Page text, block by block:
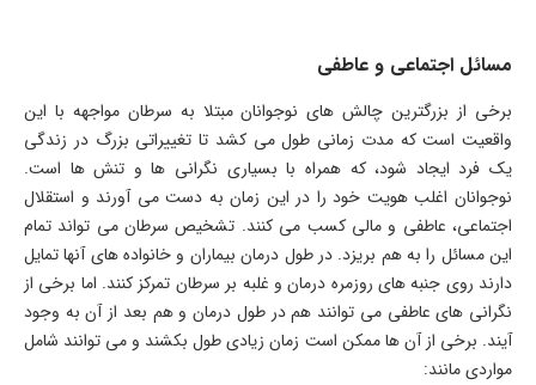
مسائل اجتماعی و عاطفی
برخی از بزرگترین چالش های نوجوانان مبتلا به سرطان مواجهه با این
واقعیت است که مدت زمانی طول می کشد تا تغییراتی بزرگ در زندگی
یک فرد ایجاد شود، که همراه با بسیاری نگرانی ها و تنش ها است.
نوجوانان اغلب هویت خود را در این زمان به دست می آورند و استقلال
اجتماعی، عاطفی و مالی کسب می کنند. تشخیص سرطان می تواند تمام
این مسائل را به هم بریزد. در طول درمان بیماران و خانواده های آنها تمایل
دارند روی جنبه های روزمره درمان و غلبه بر سرطان تمرکز کنند. اما برخی از
نگرانی های عاطفی می توانند هم در طول درمان و هم بعد از آن به وجود
آیند. برخی از آن ها ممکن است زمان زیادی طول بکشند و می توانند شامل
مواردی مانند: